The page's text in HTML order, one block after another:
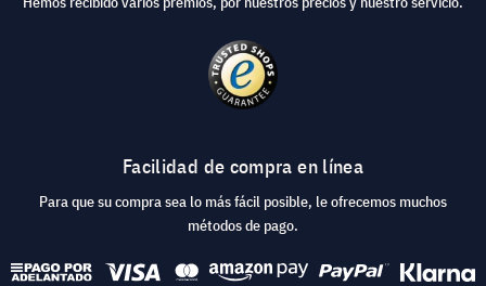
Facilidad de compra en línea
Para que su compra sea lo más fácil posible, le ofrecemos muchos
métodos de pago.